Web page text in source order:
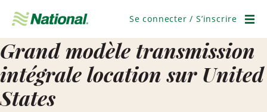
navigation
Se connecter / S’inscrire
Grand modèle transmission
intégrale location sur United
States